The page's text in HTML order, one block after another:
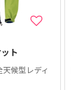
ト
候型レディ